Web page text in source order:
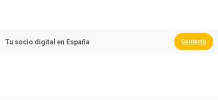
Tu socio digital en España Contacto